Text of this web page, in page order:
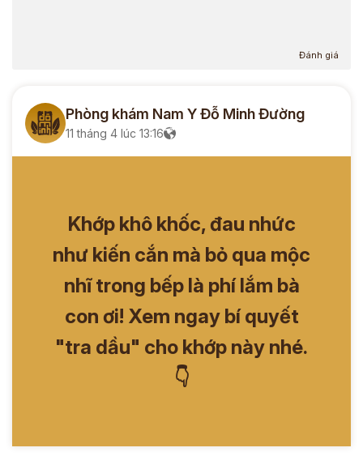
Đánh giá
Phòng khám Nam Y Đỗ Minh Đường
11 tháng 4 lúc 13:16
Khớp khô khốc, đau nhức
như kiến cắn mà bỏ qua mộc
nhĩ trong bếp là phí lắm bà
con ơi! Xem ngay bí quyết
"tra dầu" cho khớp này nhé.
👇